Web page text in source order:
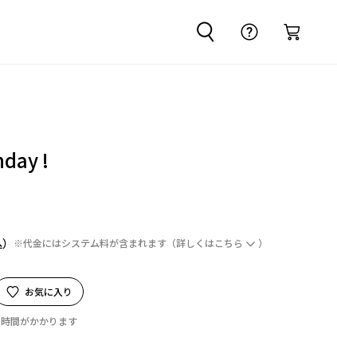
!
※代金にはシステム料が含まれます （詳しくはこちら ）
お気に入り
間がかかります